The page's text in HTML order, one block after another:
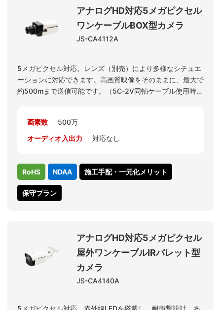
アナログHD対応5メガピクセル
ワンケーブルBOX型カメラ
JS-CA4112A
5メガピクセル対応。レンズ（別売）により多様なシチュエ
ーションに対応できます。高画質映像をそのままに、最大で
約500mまで送信可能です。（5C-2V同軸ケーブル使用時。
4M解像度の表示が可能となります。
※5メガピクセル対応のレンズはPF-EC020です。
画素数
500万
オーディオ入出力
対応なし
RoHS NDAA 施工手配・一元化メリット
保守プラン
アナログHD対応5メガピクセル
屋外ワンケーブルIRバレット型
カメラ
JS-CA4140A
5メガピクセル対応。赤外線LEDを搭載し、耐衝撃設計。あ